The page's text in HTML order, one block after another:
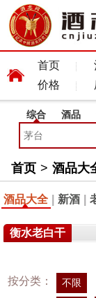
首页
价格
综合 酒品
首页 > 酒品大
酒品大全 新酒
衡水老白干
按分类： 不限